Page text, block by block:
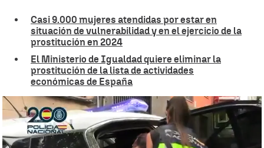
Casi 9.000 mujeres atendidas por estar en
situación de vulnerabilidad y en el ejercicio de la
prostitución en 2024
El Ministerio de Igualdad quiere eliminar la
prostitución de la lista de actividades
económicas de España
Cuatro detenidos en Badalona por obligar a 18 mujeres a prostituirse